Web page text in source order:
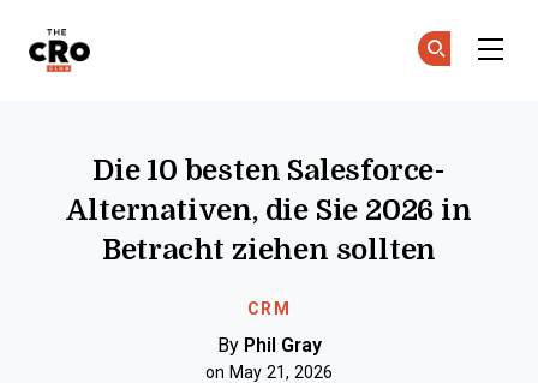
CRM
Die 10 besten Salesforce-
Alternativen, die Sie 2026 in
Betracht ziehen sollten
By Phil Gray
on May 21, 2026